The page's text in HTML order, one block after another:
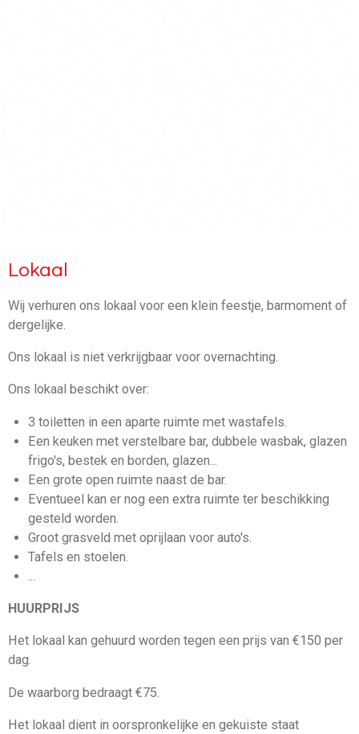
Lokaal
Wij verhuren ons lokaal voor een klein feestje, barmoment of
dergelijke.
Ons lokaal is niet verkrijgbaar voor overnachting.
Ons lokaal beschikt over:
3 toiletten in een aparte ruimte met wastafels.
Een keuken met verstelbare bar, dubbele wasbak, glazen
frigo's, bestek en borden, glazen...
Een grote open ruimte naast de bar.
Eventueel kan er nog een extra ruimte ter beschikking
gesteld worden.
Groot grasveld met oprijlaan voor auto's.
Tafels en stoelen.
HUURPRIJS
Het lokaal kan gehuurd worden tegen een prijs van €150 per
dag.
De waarborg bedraagt €75.
Het lokaal dient in oorspronkelijke en gekuiste staat